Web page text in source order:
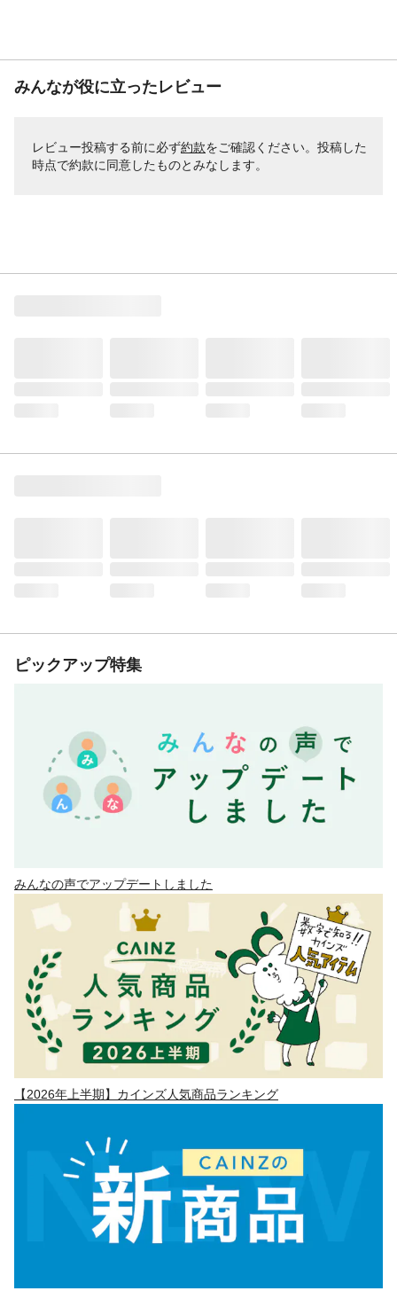
みんなが役に立ったレビュー
レビュー投稿する前に必ず約款をご確認ください。投稿した
時点で約款に同意したものとみなします。
ピックアップ特集
みんなの声でアップデートしました
【2026年上半期】カインズ人気商品ランキング